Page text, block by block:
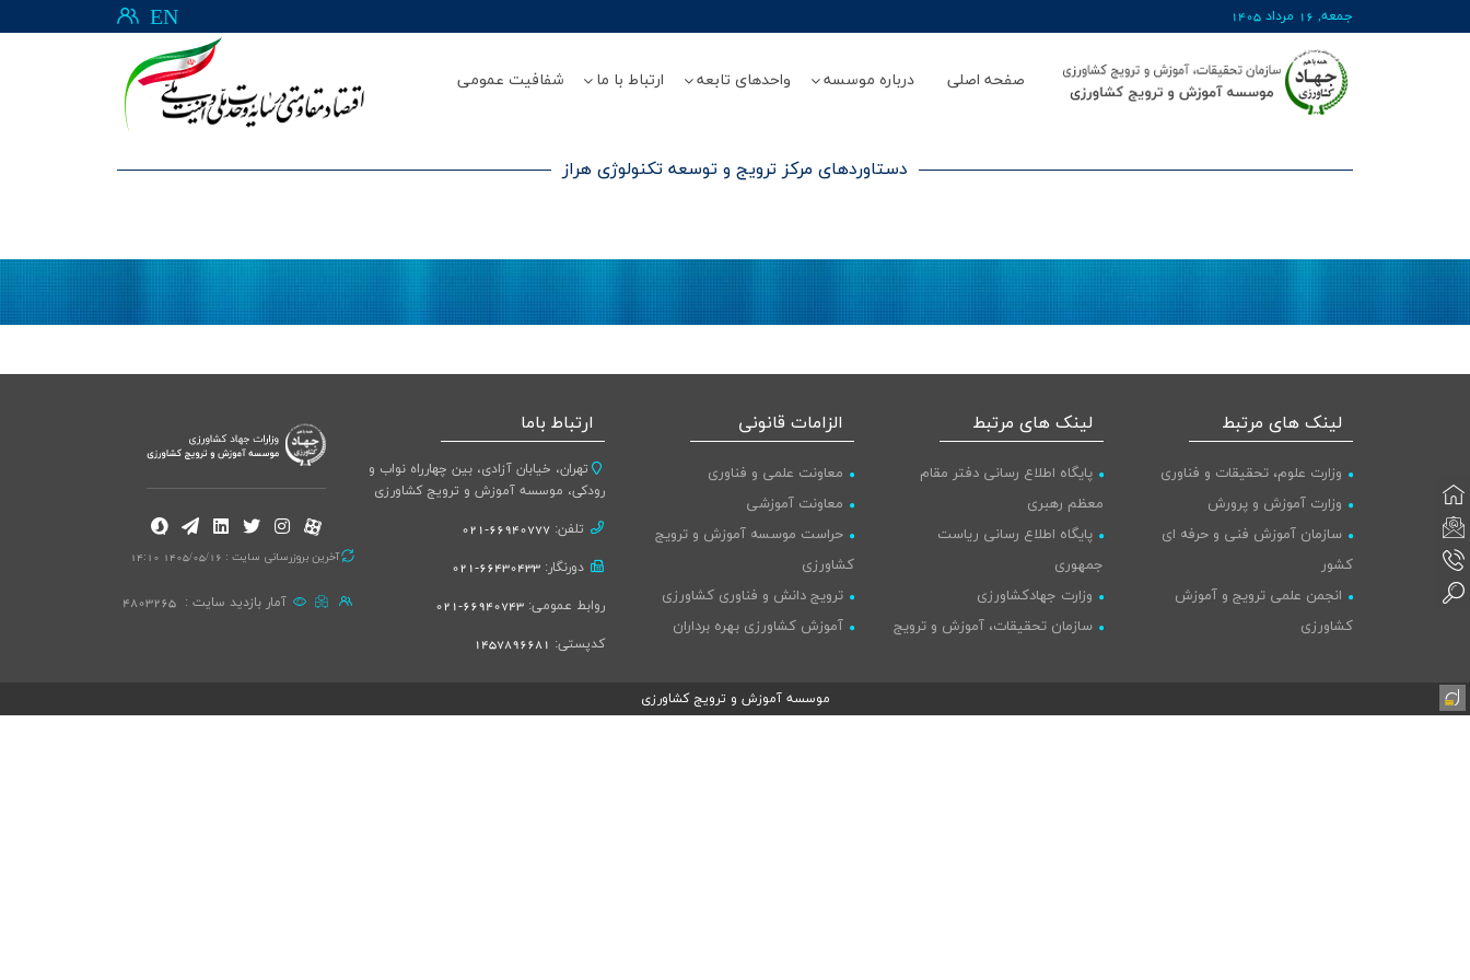
جمعه, 16 مرداد 1405 EN
صفحه اصلی درباره موسسه واحدهای تابعه ارتباط با ما شفافیت عمومی
دستاوردهای مرکز ترویج و توسعه تکنولوژی هراز
لینک های مرتبط
وزارت علوم، تحقیقات و فناوری
وزارت آموزش و پرورش
سازمان آموزش فنی و حرفه ای
کشور
انجمن علمی ترویج و آموزش
کشاورزی
پایگاه اطلاع رسانی دولت
لینک های مرتبط
پایگاه اطلاع رسانی دفتر مقام
معظم رهبری
پایگاه اطلاع رسانی ریاست
جمهوری
وزارت جهادکشاورزی
سازمان تحقیقات، آموزش و ترویج
الزامات قانونی
معاونت علمی و فناوری
معاونت آموزشی
حراست موسسه آموزش و ترویج
کشاورزی
ترویج دانش و فناوری کشاورزی
آموزش کشاورزی بهره برداران
ارتباط باما
تهران، خیابان آزادی، بین چهارراه نواب و
رودکی، موسسه آموزش و ترویج کشاورزی
تلفن: 66940777-021
دورنگار: 66430433-021
روابط عمومی: 66940743-021
کدپستی: 1457896681
آخرین بروزرسانی سایت : 1405/05/16 14:10
آمار بازدید سایت : 4803265
موسسه آموزش و ترویج کشاورزی